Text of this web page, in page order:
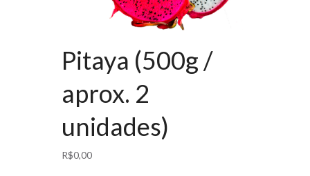
Pitaya (500g /
aprox. 2
unidades)
R$0,00